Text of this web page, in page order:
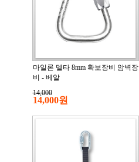
마일론 델타 8mm 확보장비 암벽장
비 - 베알
14,000
14,000원